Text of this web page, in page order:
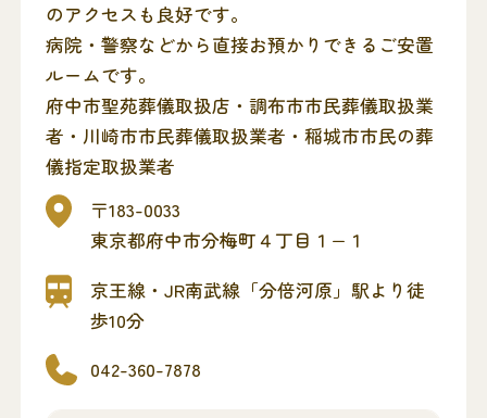
のアクセスも良好です。
病院・警察などから直接お預かりできるご安置
ルームです。
府中市聖苑葬儀取扱店・調布市市民葬儀取扱業
者・川崎市市民葬儀取扱業者・稲城市市民の葬
儀指定取扱業者
〒183-0033
東京都府中市分梅町４丁目１−１
京王線・JR南武線「分倍河原」駅より徒
歩10分
042-360-7878